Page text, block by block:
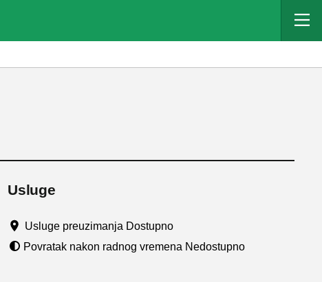
Usluge
Usluge preuzimanja Dostupno
Povratak nakon radnog vremena Nedostupno